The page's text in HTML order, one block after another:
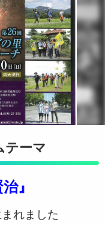
テーマ
』
れました